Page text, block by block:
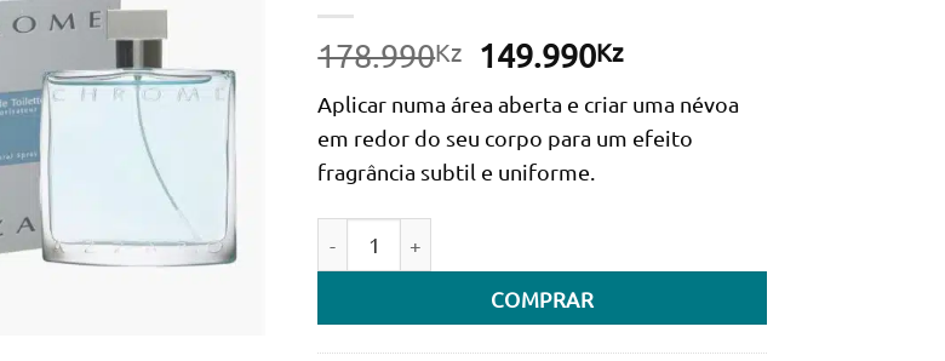
178.990Kz O
preço
original
era:
178.990Kz.
149.990KzO
atual
é:
Aplicar numa área aberta e criar uma névoa
em redor do seu corpo para um efeito
fragrância subtil e uniforme.
COMPRAR